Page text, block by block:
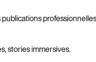
stories immersives.